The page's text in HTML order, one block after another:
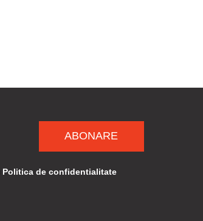
ABONARE
Politica de confidentialitate